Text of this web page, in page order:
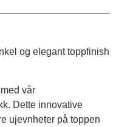
og elegant toppfinish
vår
Dette innovative
ujevnheter på toppen